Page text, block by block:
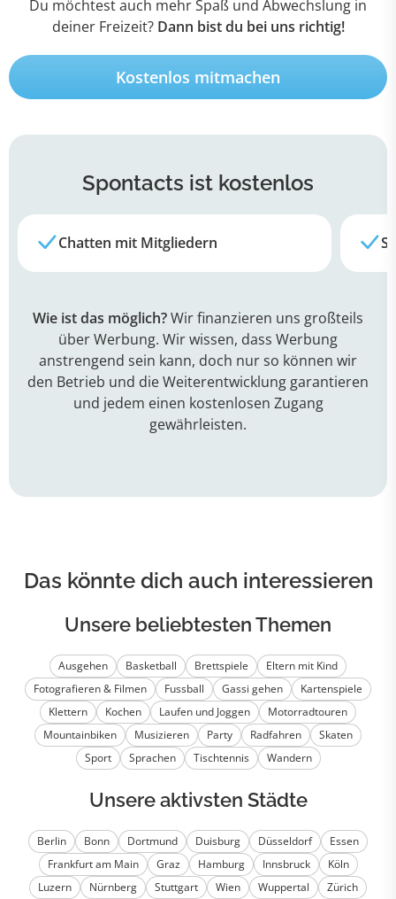
Du möchtest auch mehr Spaß und Abwechslung in
deiner Freizeit? Dann bist du bei uns richtig!
Kostenlos mitmachen
Spontacts ist kostenlos
Chatten mit Mitgliedern
Wie ist das möglich?Wir finanzieren uns großteils
über Werbung. Wir wissen, dass Werbung
anstrengend sein kann, doch nur so können wir
den Betrieb und die Weiterentwicklung garantieren
und jedem einen kostenlosen Zugang
gewährleisten.
Das könnte dich auch interessieren
Unsere beliebtesten Themen
Ausgehen Basketball Brettspiele
Eltern mit Kind
Fotografieren & Filmen
Fussball Gassi gehen
Kartenspiele
Klettern
Kochen Laufen und Joggen
Motorradtouren
Mountainbiken
Musizieren Party Radfahren
Skaten
Sport
Sprachen Tischtennis Wandern
Unsere aktivsten Städte
Berlin Bonn Dortmund Duisburg Düsseldorf
Essen
Frankfurt am Main
Graz Hamburg Innsbruck
Köln
Luzern
Nürnberg Stuttgart Wien Wuppertal Zürich